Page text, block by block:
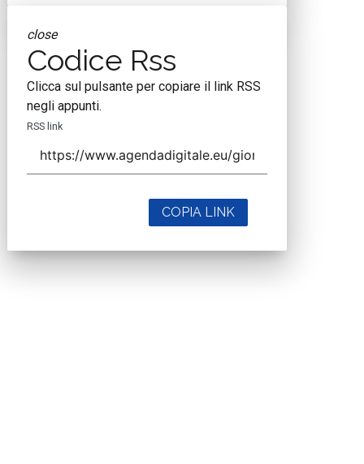
close
Codice Rss
Clicca sul pulsante per copiare il link RSS
negli appunti.
RSS link
COPIA LINK